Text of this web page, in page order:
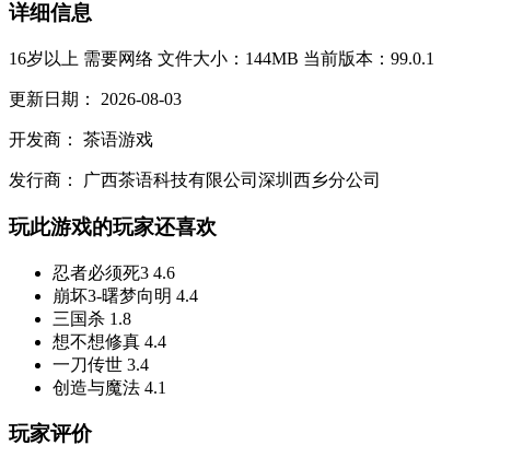
详细信息
16岁以上 需要网络 文件大小：144MB 当前版本：99.0.1
更新日期： 2026-08-03
开发商： 茶语游戏
发行商： 广西茶语科技有限公司深圳西乡分公司
玩此游戏的玩家还喜欢
忍者必须死3 4.6
崩坏3-曙梦向明 4.4
三国杀 1.8
想不想修真 4.4
一刀传世 3.4
创造与魔法 4.1
玩家评价